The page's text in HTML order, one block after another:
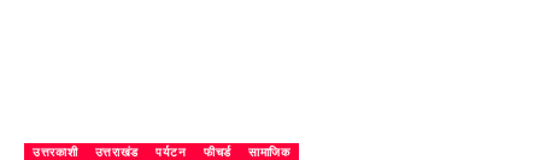
उत्तरकाशी उत्तराखंड पर्यटन फीचर्ड सामाजिक